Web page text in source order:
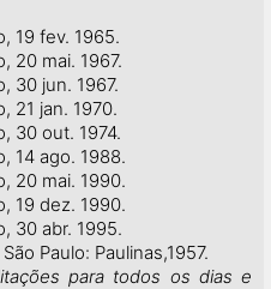
19 fev. 1965.
20 mai. 1967.
30 jun. 1967.
21 jan. 1970.
30 out. 1974.
14 ago. 1988.
20 mai. 1990.
19 dez. 1990.
30 abr. 1995.
São Paulo: Paulinas,1957.
para todos os dias e